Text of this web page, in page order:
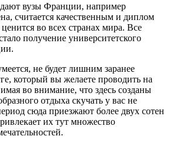
дают вузы Франции, например
считается качественным и диплом
во всех странах мира. Все
получение университетского
не будет лишним заранее
который вы желаете проводить на
во внимание, что здесь созданы
отдыха скучать у вас не
сюда приезжают более двух сотен
их тут множество